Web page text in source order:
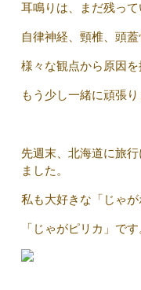
耳鳴りは、まだ残って
自律神経、頸椎、頭蓋
様々な観点から原因を
もう少し一緒に頑張り
先週末、北海道に旅
ました。
私も大好きな「じゃ
「じゃがピリカ」です